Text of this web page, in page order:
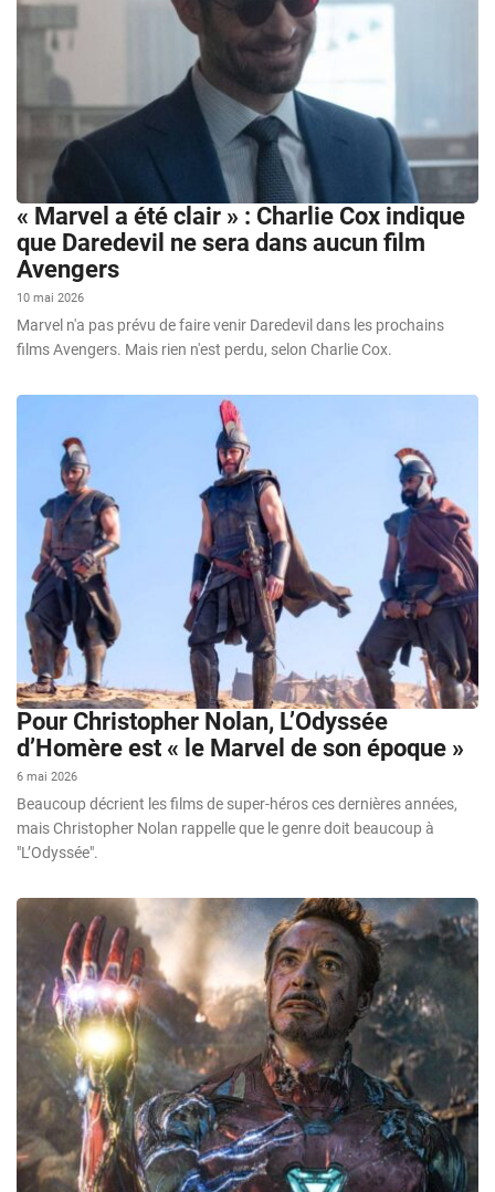
« Marvel a été clair » : Charlie Cox indique
que Daredevil ne sera dans aucun film
Avengers
10 mai 2026
Marvel n'a pas prévu de faire venir Daredevil dans les prochains
films Avengers. Mais rien n'est perdu, selon Charlie Cox.
Pour Christopher Nolan, L’Odyssée
d’Homère est « le Marvel de son époque »
6 mai 2026
Beaucoup décrient les films de super-héros ces dernières années,
mais Christopher Nolan rappelle que le genre doit beaucoup à
"L’Odyssée".